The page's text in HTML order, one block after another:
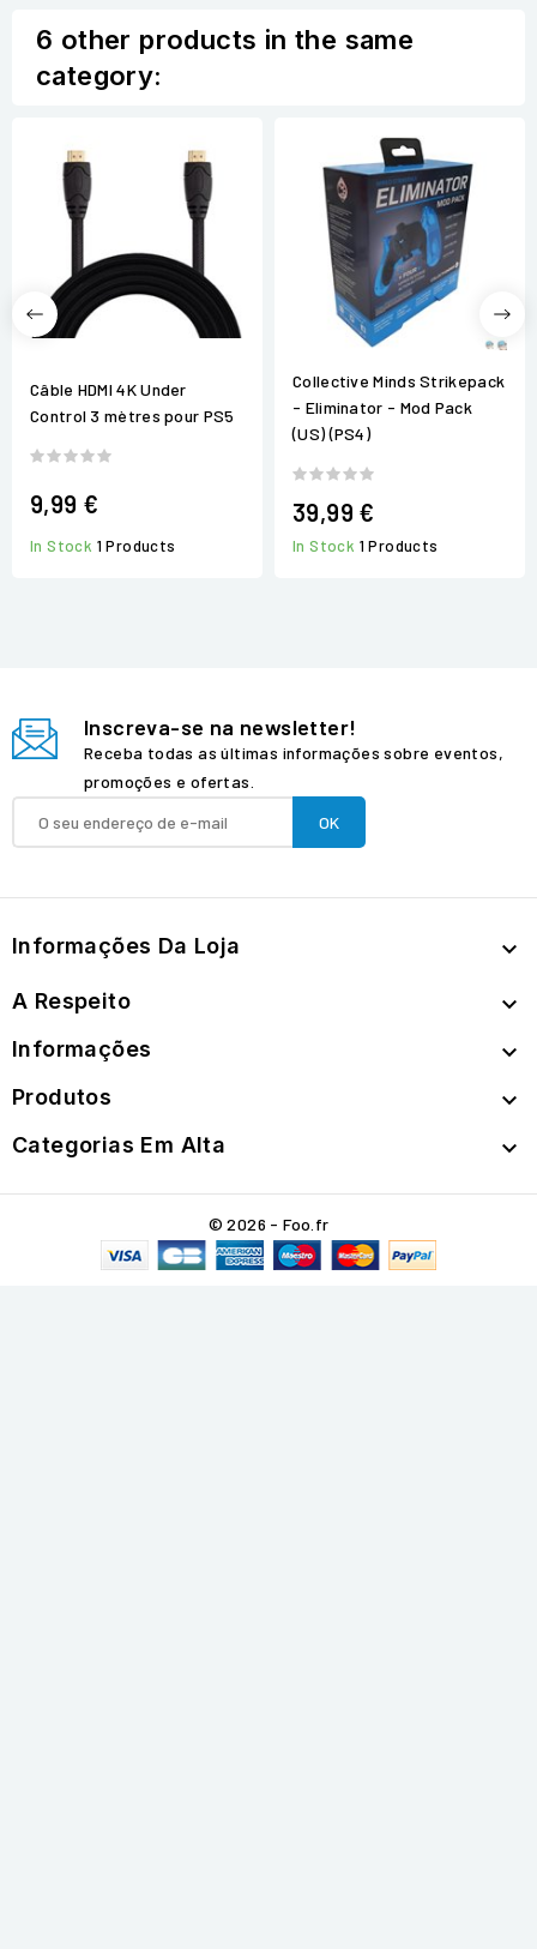
6 other products in the same
category:
Câble HDMI 4K Under
Control 3 mètres pour PS5
9,99 €
In Stock 1 Products
Collective Minds Strikepack
- Eliminator - Mod Pack
(US) (PS4)
39,99 €
In Stock 1 Products
Inscreva-se na newsletter!
Receba todas as últimas informações sobre eventos,
promoções e ofertas.
Informações Da Loja 
A Respeito 
Informações 
Produtos 
Categorias Em Alta 
© 2026 - Foo.fr